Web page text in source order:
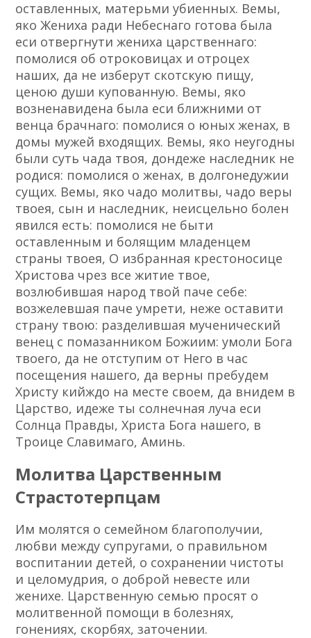
оставленных, матерьми убиенных. Вемы,
яко Жениха ради Небеснаго готова была
еси отвергнути жениха царственнаго:
помолися об отроковицах и отроцех
наших, да не изберут скотскую пищу,
ценою души купованную. Вемы, яко
возненавидена была еси ближними от
венца брачнаго: помолися о юных женах, в
домы мужей входящих. Вемы, яко неугодны
были суть чада твоя, дондеже наследник не
родися: помолися о женах, в долгонедужии
сущих. Вемы, яко чадо молитвы, чадо веры
твоея, сын и наследник, неисцельно болен
явился есть: помолися не быти
оставленным и болящим младенцем
страны твоея, О избранная крестоносице
Христова чрез все житие твое,
возлюбившая народ твой паче себе:
возжелевшая паче умрети, неже оставити
страну твою: разделившая мученический
венец с помазанником Божиим: умоли Бога
твоего, да не отступим от Него в час
посещения нашего, да верны пребудем
Христу кийждо на месте своем, да внидем в
Царство, идеже ты солнечная луча еси
Солнца Правды, Христа Бога нашего, в
Троице Славимаго, Аминь.
Молитва Царственным
Страстотерпцам
Им молятся о семейном благополучии,
любви между супругами, о правильном
воспитании детей, о сохранении чистоты
и целомудрия, о доброй невесте или
женихе. Царственную семью просят о
молитвенной помощи в болезнях,
гонениях, скорбях, заточении.